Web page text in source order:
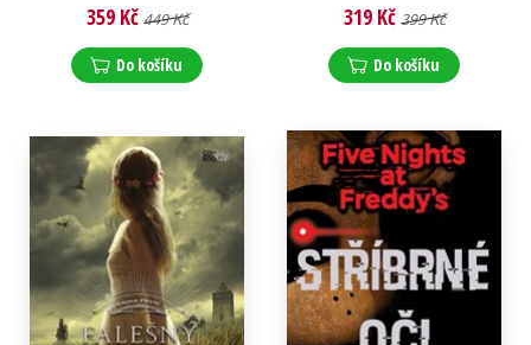
359 Kč 449 Kč
Do košíku
319 Kč 399 Kč
Do košíku